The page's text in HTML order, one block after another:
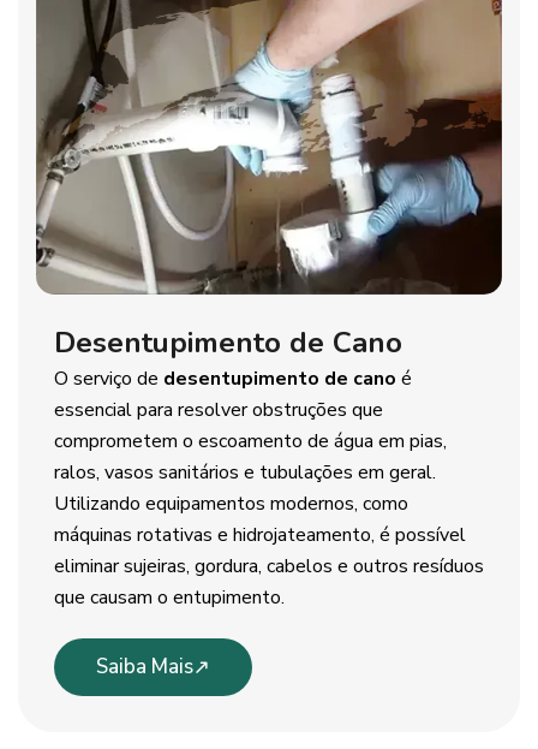
Desentupimento de Cano
O serviço de desentupimento de cano é
essencial para resolver obstruções que
comprometem o escoamento de água em pias,
ralos, vasos sanitários e tubulações em geral.
Utilizando equipamentos modernos, como
máquinas rotativas e hidrojateamento, é possível
eliminar sujeiras, gordura, cabelos e outros resíduos
que causam o entupimento.
Saiba Mais